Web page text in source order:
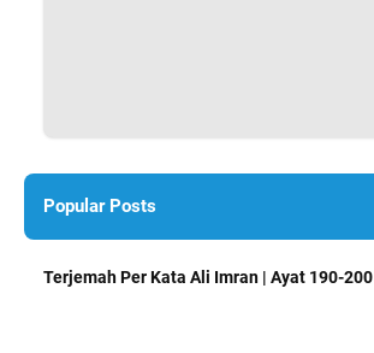
Popular Posts
Terjemah Per Kata Ali Imran | Ayat 190-200